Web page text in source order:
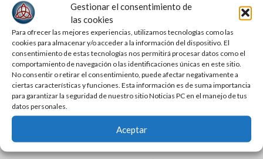
Gestionar el consentimiento de
las cookies
Para ofrecer las mejores experiencias, utilizamos tecnologías como las
cookies para almacenar y/o acceder a la información del dispositivo. El
consentimiento de estas tecnologías nos permitirá procesar datos como el
comportamiento de navegación o las identificaciones únicas en este sitio.
No consentir o retirar el consentimiento, puede afectar negativamente a
ciertas características y funciones. Esta información es de suma importancia
para garantizar la seguridad de nuestro sitio Noticias PC en el manejo de tus
datos personales.
Aceptar
GUARDIA ESTATAL
INFRAESTRUCTURA HIDRÁULICA
INFRAESTRUCTURA URBANA MATAMOROS
MORENA MÓNICA VILLARREAL ANAYA
NOTICIAS DE CIUDAD ALTAMIRA